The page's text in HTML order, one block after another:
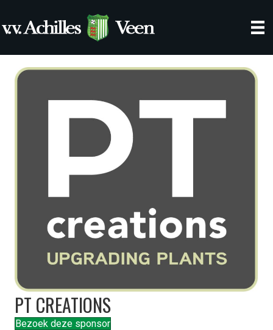
PT CREATIONS
Bezoek deze sponsor